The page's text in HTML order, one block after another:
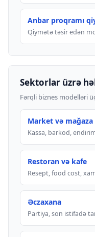
Anbar proqramı
Qiymətə təsir edən
Sektorlar üzrə
Fərqli biznes modelləri
Market və mağaza
Kassa, barkod,
Restoran və kafe
Resept, food cost,
Əczaxana
Partiya, son istifadə